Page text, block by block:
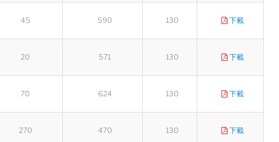
45 590 130 下載
20 571 130 下載
70 624 130 下載
270 470 130 下載